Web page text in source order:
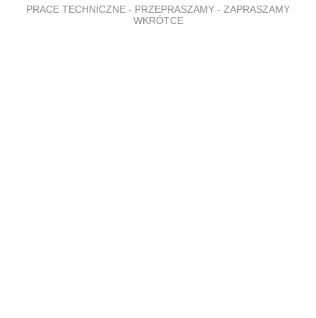
PRACE TECHNICZNE - PRZEPRASZAMY - ZAPRASZAMY
WKRÓTCE